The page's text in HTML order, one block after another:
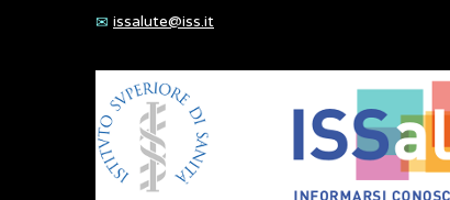
issalute@iss.it